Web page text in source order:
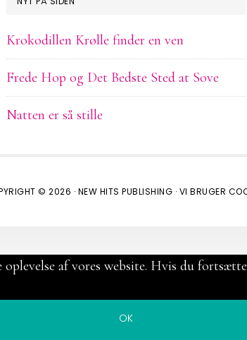
Krokodillen Krølle finder en ven
Frede Hop og Det Bedste Sted at Sove
Natten er så stille
© 2026 · NEW HITS PUBLISHING · VI BRUGER
af vores website. Hvis du
OK